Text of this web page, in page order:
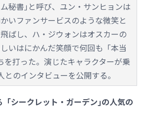
秘書｣と呼び、ユン・サンヒョンは
いファンサービスのような微笑と
ばし、ハ・ジウォンはオスカーの
いはにかんだ笑顔で何回も「本当
を打った。演じたキャラクターが乗
とのインタビューを公開する。
シークレット・ガーデン｣の人気の